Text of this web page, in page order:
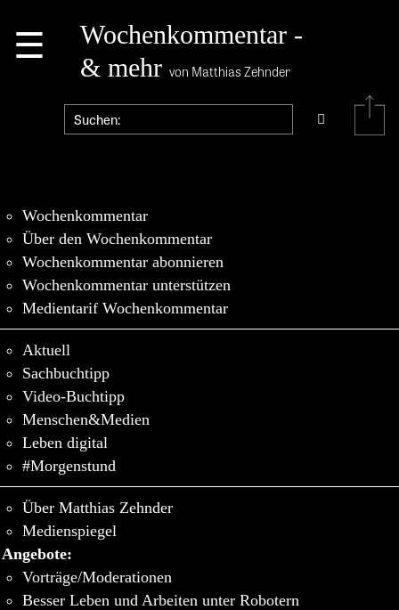
☰
Wochenkommentar -
& mehr von Matthias Zehnder
Wochenkommentar
Über den Wochenkommentar
Wochenkommentar abonnieren
Wochenkommentar unterstützen
Medientarif Wochenkommentar
Aktuell
Sachbuchtipp
Video-Buchtipp
Menschen&Medien
Leben digital
#Morgenstund
Über Matthias Zehnder
Medienspiegel
Angebote:
Vorträge/Moderationen
Besser Leben und Arbeiten unter Robotern